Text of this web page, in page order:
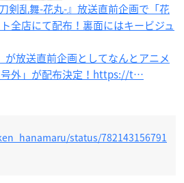
剣乱舞-花丸-』放送直前企画で「花
全店にて配布！裏面にはキービジュ
放送直前企画としてなんとアニメ
号外」が配布決定！https://t…
status/782143156791